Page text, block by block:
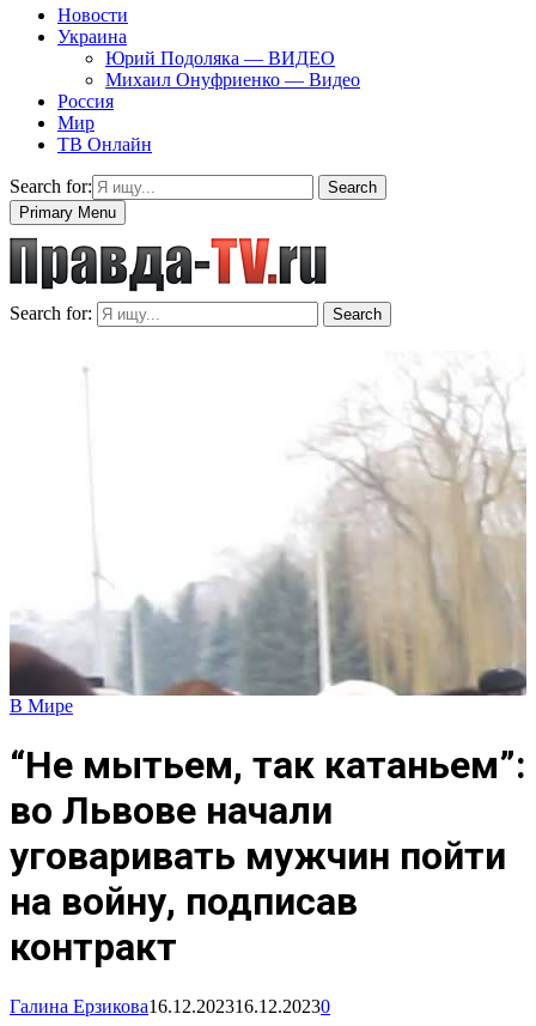
Новости
Украина
Юрий Подоляка — ВИДЕО
Михаил Онуфриенко — Видео
Россия
Мир
ТВ Онлайн
Search for:
Search
Primary Menu
Search for: Search
В Мире
“Не мытьем, так катаньем”:
во Львове начали
уговаривать мужчин пойти
на войну, подписав
контракт
Галина Ерзикова16.12.202316.12.20230